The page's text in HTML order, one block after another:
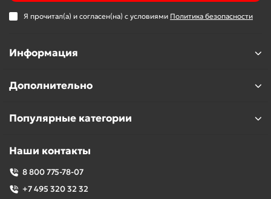
Я прочитал(а) и согласен(на) с условиями Политика безопасности
Информация
Дополнительно
Популярные категории
Наши контакты
8 800 775-78-07
+7 495 320 32 32